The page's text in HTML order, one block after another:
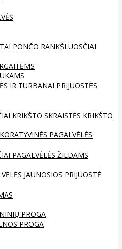
PONČO RANKŠLUOSČIAI
IR TURBANAI PRIJUOSTĖS
KRIKŠTO SKRAISTĖS KRIKŠTO
PAGALVĖLĖS
PAGALVĖLĖS ŽIEDAMS
JAUNOSIOS PRIJUOSTĖ
PROGA
PROGA